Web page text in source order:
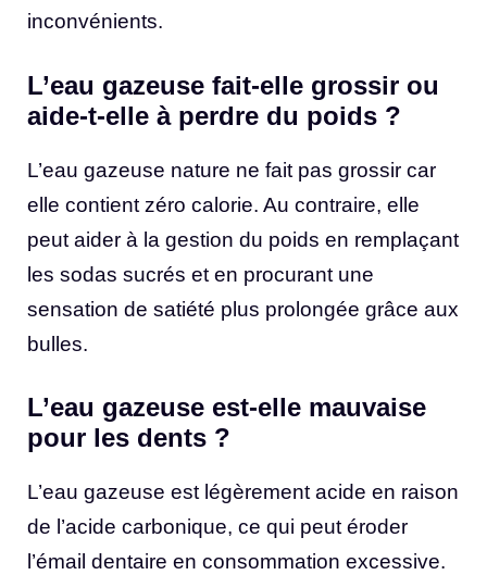
inconvénients.
L’eau gazeuse fait-elle grossir ou
aide-t-elle à perdre du poids ?
L’eau gazeuse nature ne fait pas grossir car
elle contient zéro calorie. Au contraire, elle
peut aider à la gestion du poids en remplaçant
les sodas sucrés et en procurant une
sensation de satiété plus prolongée grâce aux
bulles.
L’eau gazeuse est-elle mauvaise
pour les dents ?
L’eau gazeuse est légèrement acide en raison
de l’acide carbonique, ce qui peut éroder
l’émail dentaire en consommation excessive.